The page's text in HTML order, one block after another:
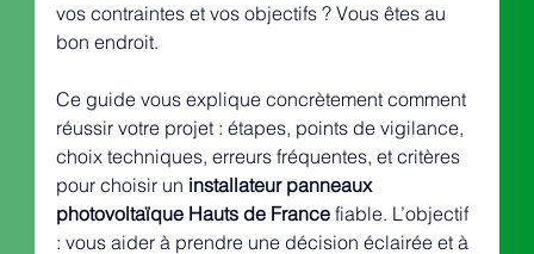
vos contraintes et vos objectifs ? Vous êtes au
bon endroit.
Ce guide vous explique concrètement comment
réussir votre projet : étapes, points de vigilance,
choix techniques, erreurs fréquentes, et critères
pour choisir un installateur panneaux
photovoltaïque Hauts de France fiable. L’objectif
: vous aider à prendre une décision éclairée et à